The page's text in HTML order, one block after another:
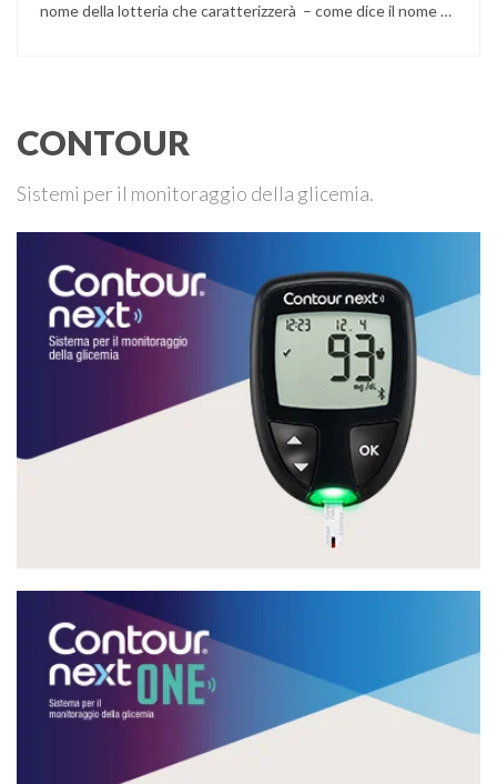
nome della lotteria che caratterizzerà – come dice il nome –
CONTOUR
Sistemi per il monitoraggio della glicemia.